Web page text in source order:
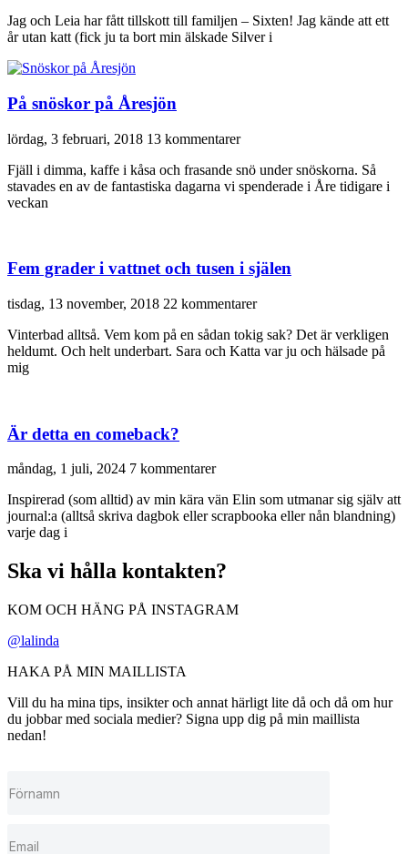
Jag och Leia har fått tillskott till familjen – Sixten! Jag kände att ett
år utan katt (fick ju ta bort min älskade Silver i
På snöskor på Åresjön
lördag, 3 februari, 2018 13 kommentarer
Fjäll i dimma, kaffe i kåsa och frasande snö under snöskorna. Så
stavades en av de fantastiska dagarna vi spenderade i Åre tidigare i
veckan
Fem grader i vattnet och tusen i själen
tisdag, 13 november, 2018 22 kommentarer
Vinterbad alltså. Vem kom på en sådan tokig sak? Det är verkligen
heldumt. Och helt underbart. Sara och Katta var ju och hälsade på
mig
Är detta en comeback?
måndag, 1 juli, 2024 7 kommentarer
Inspirerad (som alltid) av min kära vän Elin som utmanar sig själv att
journal:a (alltså skriva dagbok eller scrapbooka eller nån blandning)
varje dag i
Ska vi hålla kontakten?
KOM OCH HÄNG PÅ INSTAGRAM
@lalinda
HAKA PÅ MIN MAILLISTA
Vill du ha mina tips, insikter och annat härligt lite då och då om hur
du jobbar med sociala medier? Signa upp dig på min maillista
nedan!